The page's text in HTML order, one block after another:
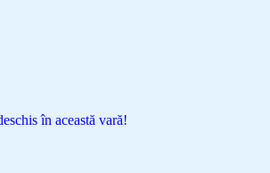
în această vară!